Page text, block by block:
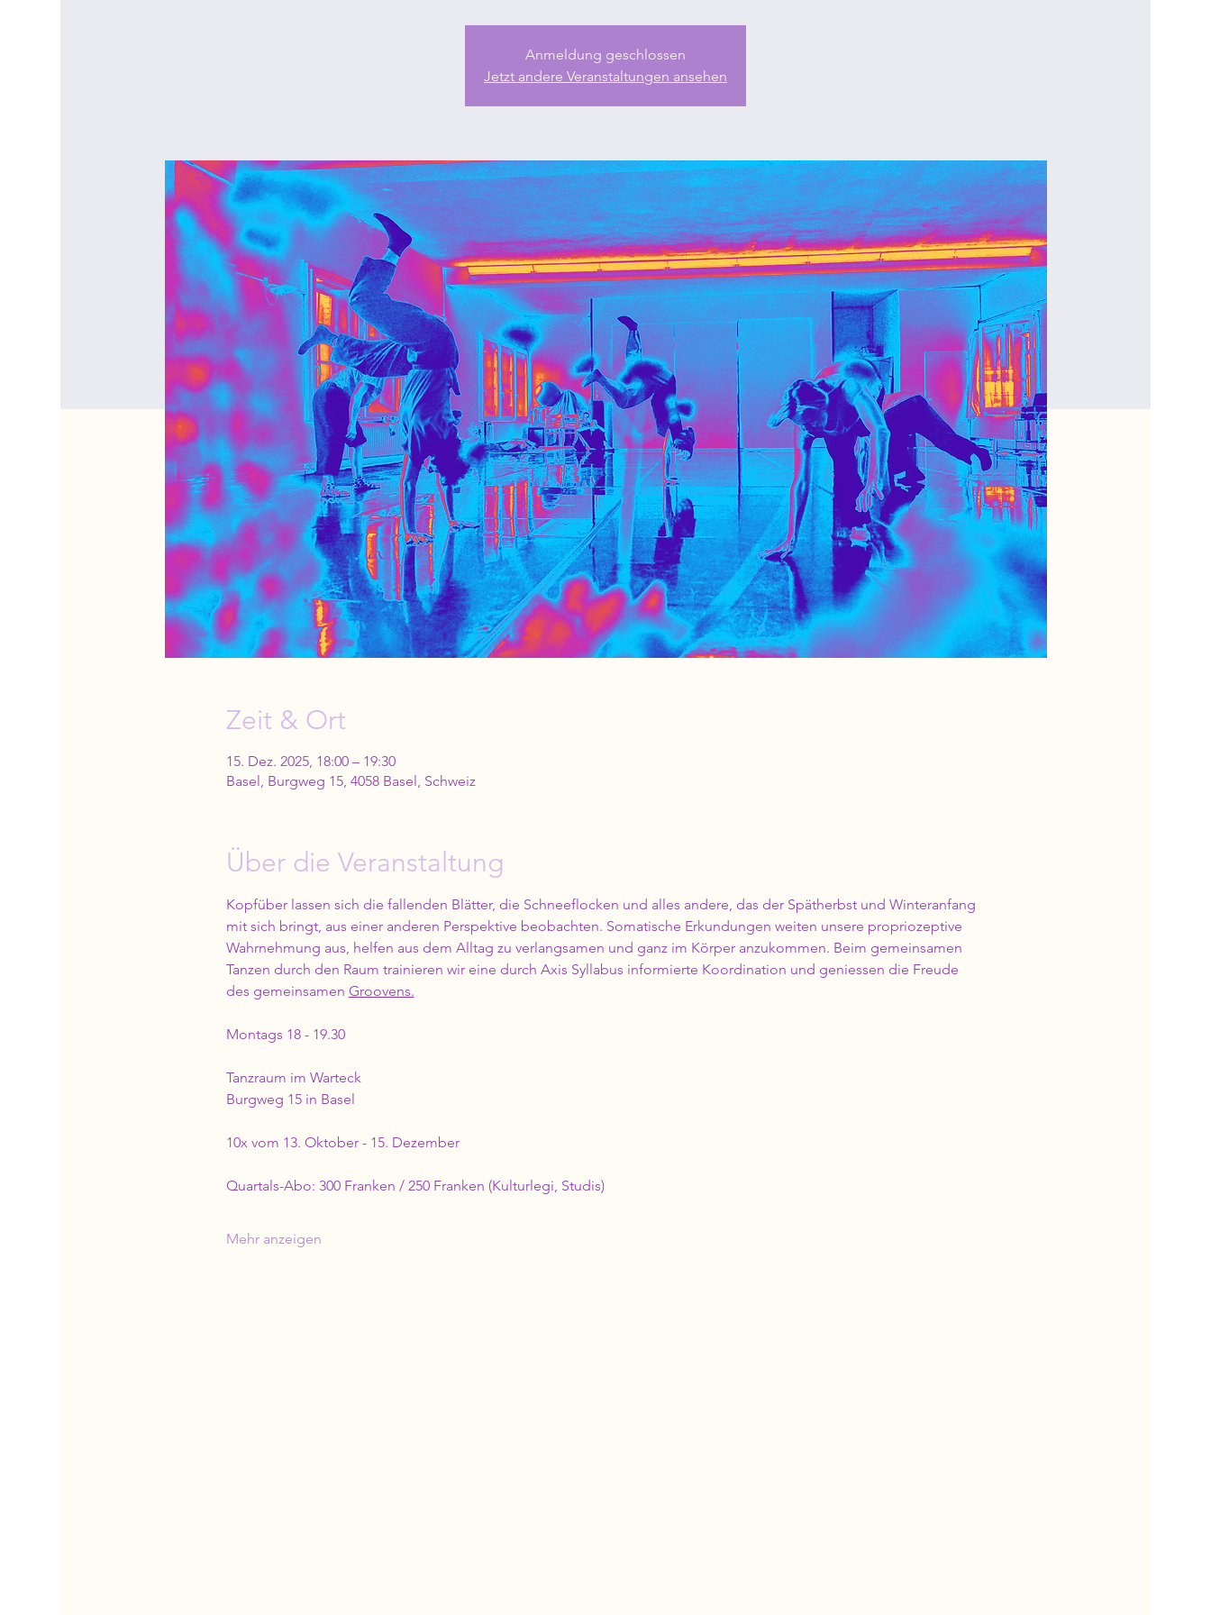
Anmeldung geschlossen
Jetzt andere Veranstaltungen ansehen
Zeit & Ort
15. Dez. 2025, 18:00 – 19:30
Basel, Burgweg 15, 4058 Basel, Schweiz
Über die Veranstaltung
Kopfüber lassen sich die fallenden Blätter, die Schneeflocken und alles andere, das der Spätherbst und Winteranfang
mit sich bringt, aus einer anderen Perspektive beobachten. Somatische Erkundungen weiten unsere propriozeptive
Wahrnehmung aus, helfen aus dem Alltag zu verlangsamen und ganz im Körper anzukommen. Beim gemeinsamen
Tanzen durch den Raum trainieren wir eine durch Axis Syllabus informierte Koordination und geniessen die Freude
des gemeinsamen Groovens.
Montags 18 - 19.30
Tanzraum im Warteck
Burgweg 15 in Basel
10x vom 13. Oktober - 15. Dezember
Quartals-Abo: 300 Franken / 250 Franken (Kulturlegi, Studis)
Mehr anzeigen